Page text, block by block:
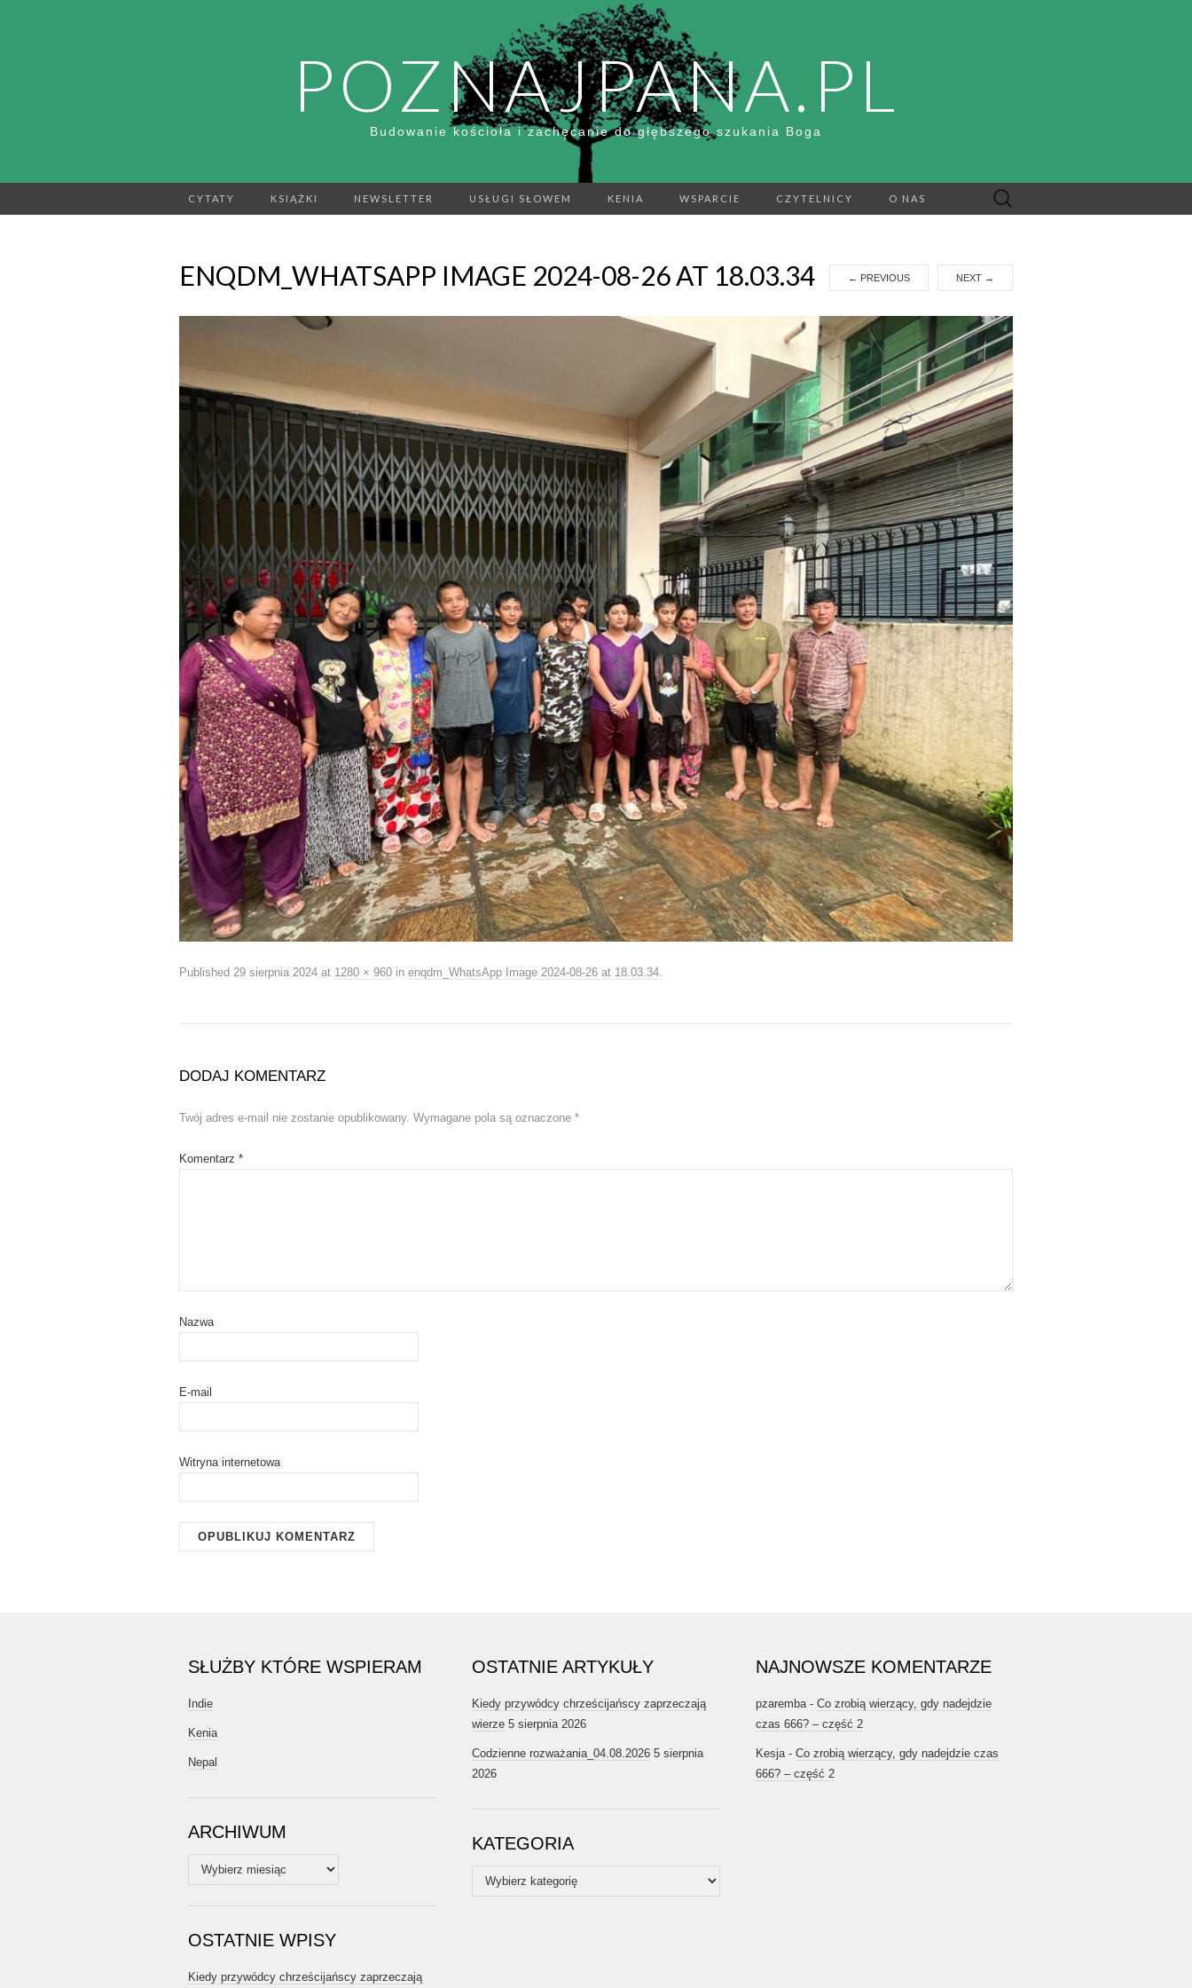
POZNAJPANA.PL
Budowanie kościoła i zachęcanie do głębszego szukania Boga
CYTATY KSIĄŻKI NEWSLETTER USŁUGI SŁOWEM KENIA WSPARCIE CZYTELNICY O NAS Szukaj:
ENQDM_WHATSAPP IMAGE 2024-08-26 AT 18.03.34 ← PREVIOUS NEXT →
Published 29 sierpnia 2024 at 1280 × 960 in enqdm_WhatsApp Image 2024-08-26 at 18.03.34.
DODAJ KOMENTARZ
Twój adres e-mail nie zostanie opublikowany. Wymagane pola są oznaczone *
Komentarz *
Nazwa
E-mail
Witryna internetowa
SŁUŻBY KTÓRE WSPIERAM
Indie
Kenia
Nepal
ARCHIWUM
Archiwum
OSTATNIE WPISY
Kiedy przywódcy chrześcijańscy zaprzeczają
OSTATNIE ARTYKUŁY
Kiedy przywódcy chrześcijańscy zaprzeczają
wierze 5 sierpnia 2026
Codzienne rozważania_04.08.2026 5 sierpnia
2026
KATEGORIA
Kategoria
NAJNOWSZE KOMENTARZE
pzaremba- Co zrobią wierzący, gdy nadejdzie
czas 666? – część 2
Kesja- Co zrobią wierzący, gdy nadejdzie czas
666? – część 2